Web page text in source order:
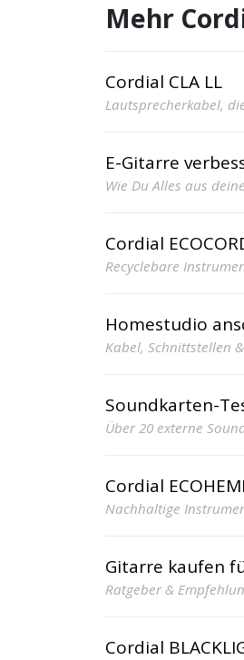
Mehr
Cordial CLA LL
Lautsprecherkabel,
E-Gitarre
Wie Du Alles aus
Cordial
Recyclebare
Homestudio
Kabel, Schnittstellen
Soundkarten-
Über 20 externe
Cordial
Nachhaltige
Gitarre kaufen
Ratgeber &
Cordial